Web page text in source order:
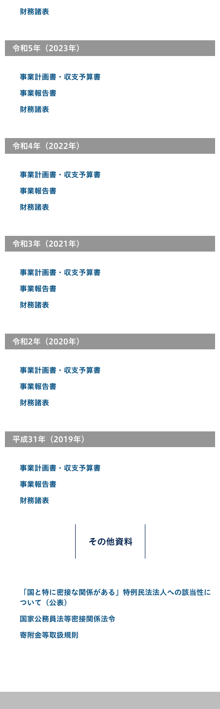
財務諸表
令和5年（2023年）
事業計画書・収支予算書
事業報告書
財務諸表
令和4年（2022年）
事業計画書・収支予算書
事業報告書
財務諸表
令和3年（2021年）
事業計画書・収支予算書
事業報告書
財務諸表
令和2年（2020年）
事業計画書・収支予算書
事業報告書
財務諸表
平成31年（2019年）
事業計画書・収支予算書
事業報告書
財務諸表
その他資料
「国と特に密接な関係がある」特例民法法人への該当性に
ついて（公表）
国家公務員法等密接関係法令
寄附金等取扱規則